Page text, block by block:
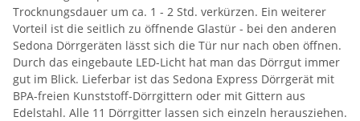
Trocknungsdauer um ca. 1 - 2 Std. verkürzen. Ein weiterer
Vorteil ist die seitlich zu öffnende Glastür - bei den anderen
Sedona Dörrgeräten lässt sich die Tür nur nach oben öffnen.
Durch das eingebaute LED-Licht hat man das Dörrgut immer
gut im Blick. Lieferbar ist das Sedona Express Dörrgerät mit
BPA-freien Kunststoff-Dörrgittern oder mit Gittern aus
Edelstahl. Alle 11 Dörrgitter lassen sich einzeln herausziehen.